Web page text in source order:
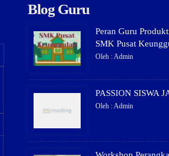
Blog Guru
Peran Guru
SMK Pusat
Oleh : Admin
PASSION SISWA
Oleh : Admin